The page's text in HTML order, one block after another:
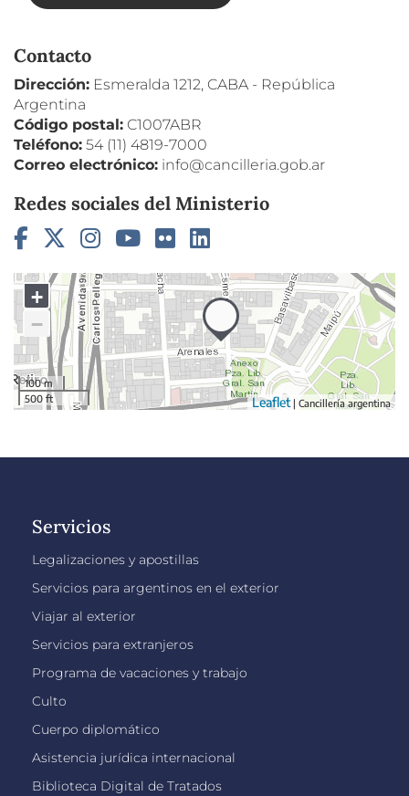
Contacto
Dirección: Esmeralda 1212, CABA - República
Argentina
Código postal: C1007ABR
Teléfono: 54 (11) 4819-7000
Correo electrónico: info@cancilleria.gob.ar
Redes sociales del Ministerio
Facebook
TwitterInstagram
YouTube
FlickrLinkedIn
Servicios
Legalizaciones y apostillas
Servicios para argentinos en el exterior
Viajar al exterior
Servicios para extranjeros
Programa de vacaciones y trabajo
Culto
Cuerpo diplomático
Asistencia jurídica internacional
Biblioteca Digital de Tratados